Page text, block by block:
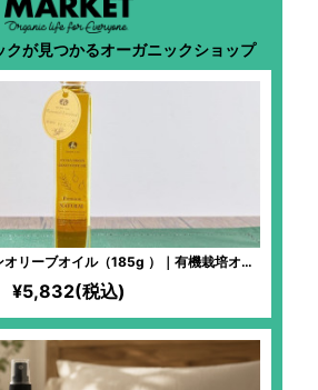
クが見つかるオーガニックショップ
リーブオイル（185g ）｜有機栽培オリ
で鮮度バツグン！生食にピッタリな甘い
ナ種使用！エグみなしですーっと飲める
リーブのジュース」！
¥5,832(税込)